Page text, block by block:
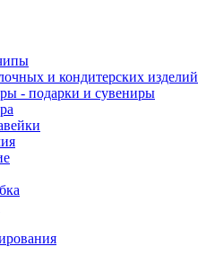
и кондитерских изделий
- подарки и сувениры